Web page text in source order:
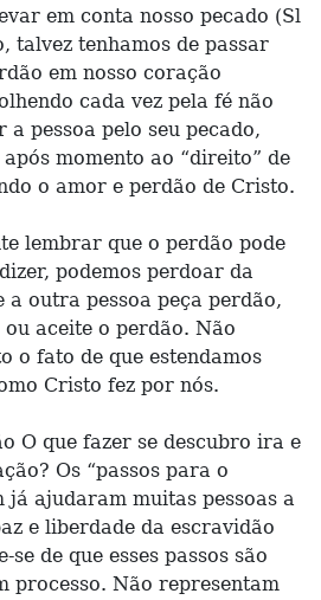
em conta nosso pecado (Sl
talvez tenhamos de passar
em nosso coração
cada vez pela fé não
pessoa pelo seu pecado,
momento ao “direito” de
o amor e perdão de Cristo.
lembrar que o perdão pode
podemos perdoar da
a outra pessoa peça perdão,
aceite o perdão. Não
o fato de que estendamos
Cristo fez por nós.
O que fazer se descubro ira e
Os “passos para o
já ajudaram muitas pessoas a
e liberdade da escravidão
se de que esses passos são
processo. Não representam